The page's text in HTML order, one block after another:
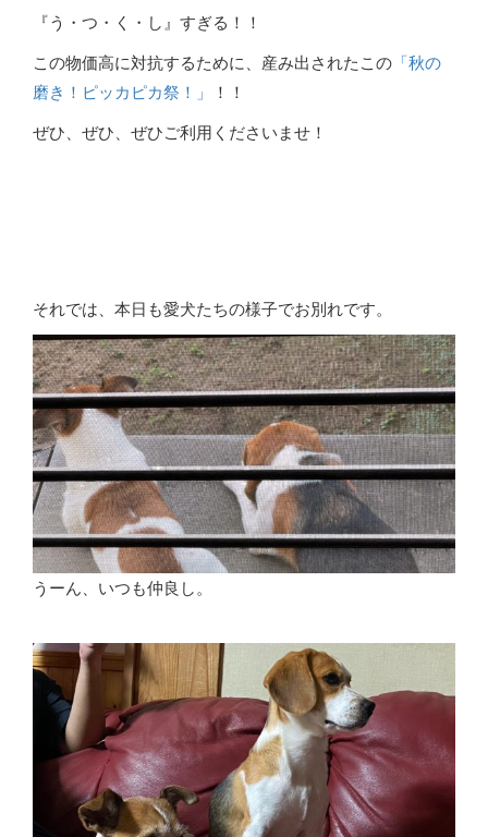
『う・つ・く・し』すぎる！！
この物価高に対抗するために、産み出されたこの 「秋の
磨き！ピッカピカ祭！」
！！
ぜひ、ぜひ、ぜひご利用くださいませ！
それでは、本日も愛犬たちの様子でお別れです。
うーん、いつも仲良し。